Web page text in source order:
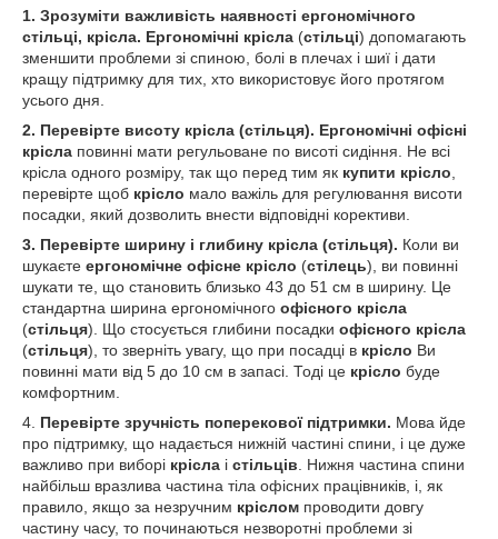
1. Зрозуміти важливість наявності ергономічного
стільці, крісла. Ергономічні крісла (стільці) допомагають
зменшити проблеми зі спиною, болі в плечах і шиї і дати
кращу підтримку для тих, хто використовує його протягом
усього дня.
2. Перевірте висоту крісла (стільця). Ергономічні офісні
крісла повинні мати регульоване по висоті сидіння. Не всі
крісла одного розміру, так що перед тим як купити крісло
перевірте щоб крісло мало важіль для регулювання висоти
посадки, який дозволить внести відповідні корективи.
3. Перевірте ширину і глибину крісла (стільця). Коли ви
шукаєте ергономічне офісне крісло (стілець), ви повинні
шукати те, що становить близько 43 до 51 см в ширину. Це
стандартна ширина ергономічного офісного крісла
(стільця). Що стосується глибини посадки офісного крісла
(стільця), то зверніть увагу, що при посадці в крісло Ви
повинні мати від 5 до 10 см в запасі. Тоді це крісло буде
комфортним.
4. Перевірте зручність поперекової підтримки. Мова йде
про підтримку, що надається нижній частині спини, і це дуже
важливо при виборі крісла і стільців . Нижня частина спини
найбільш вразлива частина тіла офісних працівників, і, як
правило, якщо за незручним кріслом проводити довгу
частину часу, то починаються незворотні проблеми зі